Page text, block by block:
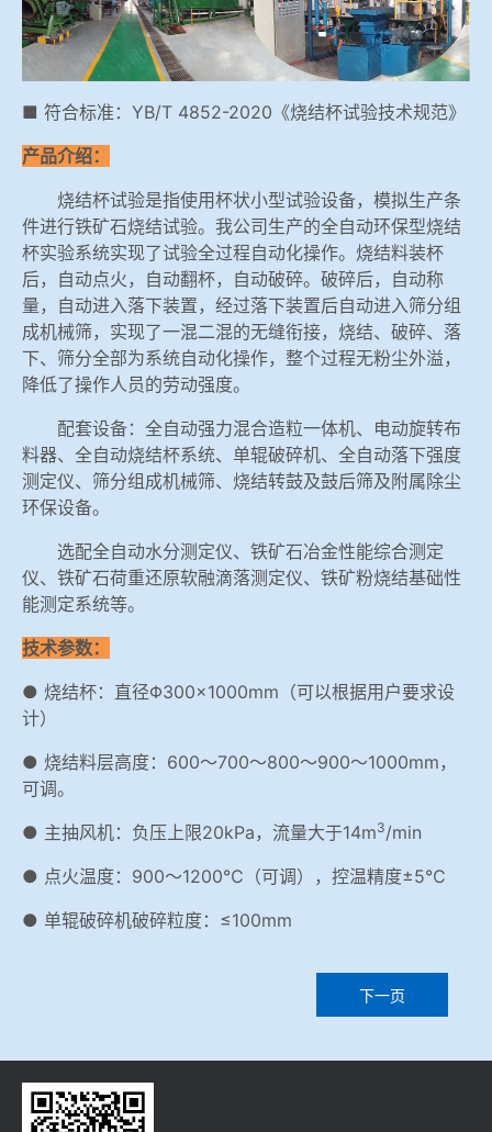
■ 符合标准：YB/T 4852-2020《烧结杯试验技术规范》
产品介绍：
烧结杯试验是指使用杯状小型试验设备，模拟生产条
件进行铁矿石烧结试验。我公司生产的全自动环保型烧结
杯实验系统实现了试验全过程自动化操作。烧结料装杯
后，自动点火，自动翻杯，自动破碎。破碎后，自动称
量，自动进入落下装置，经过落下装置后自动进入筛分组
成机械筛，实现了一混二混的无缝衔接，烧结、破碎、落
下、筛分全部为系统自动化操作，整个过程无粉尘外溢，
降低了操作人员的劳动强度。
配套设备：全自动强力混合造粒一体机、电动旋转布
料器、全自动烧结杯系统、单辊破碎机、全自动落下强度
测定仪、筛分组成机械筛、烧结转鼓及鼓后筛及附属除尘
环保设备。
选配全自动水分测定仪、铁矿石冶金性能综合测定
仪、铁矿石荷重还原软融滴落测定仪、铁矿粉烧结基础性
能测定系统等。
技术参数：
● 烧结杯：直径Φ300×1000mm（可以根据用户要求设
计）
● 烧结料层高度：600～700～800～900～1000mm，
可调。
● 主抽风机：负压上限20kPa，流量大于14m3/min
● 点火温度：900～1200℃（可调），控温精度±5℃
● 单辊破碎机破碎粒度：≤100mm
下一页